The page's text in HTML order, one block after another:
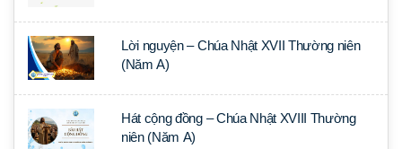
Lời nguyện – Chúa Nhật XVII Thường niên
(Năm A)
Hát cộng đồng – Chúa Nhật XVIII Thường
niên (Năm A)